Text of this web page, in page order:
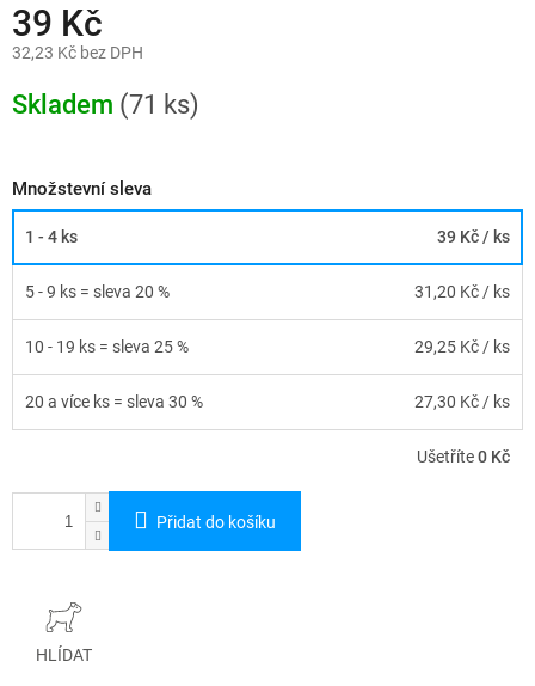
39 Kč
32,23 Kč bez DPH
cena:
Skladem (71 ks)
Množstevní sleva
1 - 4 ks 39 Kč/ ks
5 - 9 ks = sleva 20 % 31,20 Kč/ ks
10 - 19 ks = sleva 25 % 29,25 Kč/ ks
20 a více ks = sleva 30 % 27,30 Kč/ ks
Ušetříte0 Kč
Přidat do košíku
HLÍDAT